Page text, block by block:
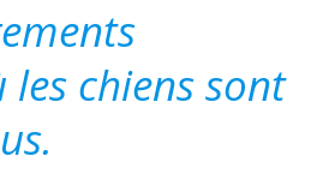
chiens sont